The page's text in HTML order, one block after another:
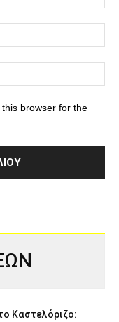
browser for the
Καστελόριζο: